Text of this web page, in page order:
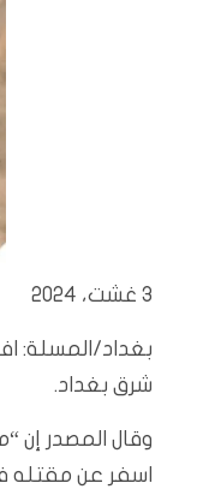
3 غشت، 2024
بغداد/المسلة:
شرق بغداد.
وقال المصدر إن
اسفر عن مقتله